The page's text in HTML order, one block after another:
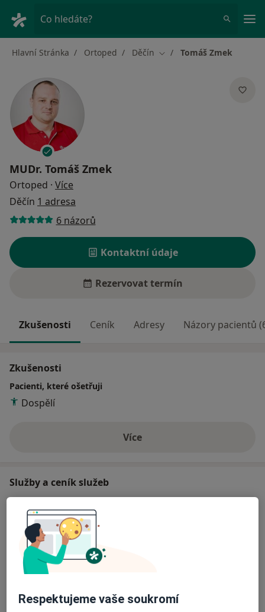
Co hledáte?
Hlavní Stránka Ortoped Děčín Změna města
Tomáš Zmek
MUDr. Tomáš Zmek
Ortoped · Více
Děčín 1 adresa
6 názorů
Kontaktní údaje
Rezervovat termín
Zkušenosti Ceník Adresy Názory pacientů
Zkušenosti
Pacienti, které ošetřuji
Dospělí
Víceo zkušenostech
Služby a ceník služeb
Detaily
Diagnostické vyšetření
Detaily
Kyselina hyaluronová
Respektujeme vaše soukromí